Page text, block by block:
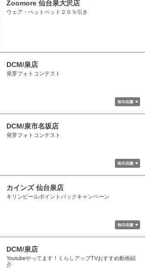
Zoomore 仙台泉大沢店
ウェア・ペットベッド２０％引き
DCM/泉店
発芽フォトコンテスト
DCM/泉市名坂店
発芽フォトコンテスト
カインズ 仙台泉店
キリンビールポイントバックキャンペーン
DCM/泉店
Youtubeやってます！くらしアップTVおすすめ動画紹
介